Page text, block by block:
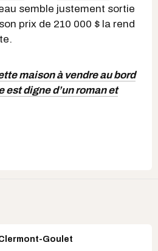
semble justement sortie
prix de 210 000 $ la rend
maison à vendre au bord
est digne d’un roman et
Goulet